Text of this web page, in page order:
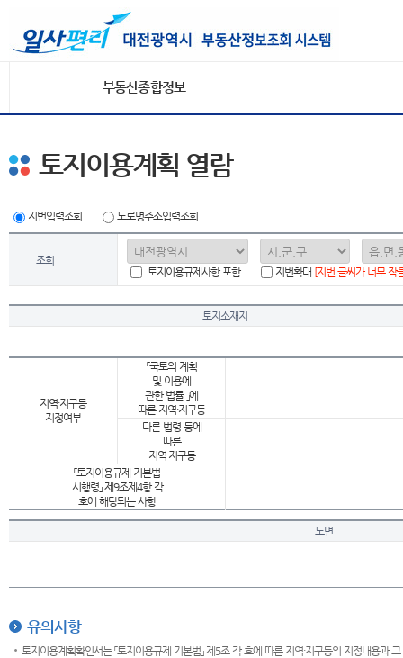
부동산종합정보
토지이용계획 열람
지번입력조회 도로명주소입력조회
조회
토지이용규제사항 포함
지번확대 [지번 글씨가 너무 작
토지소재지
지역·지구등
지정여부
「국토의 계획
및 이용에
관한 법률 」에
따른 지역·지구등
다른 법령 등에
따른
지역·지구등
「토지이용규제 기본법
시행령」 제9조제4항 각
호에 해당되는 사항
도면
유의사항
토지이용계획확인서는 「토지이용규제 기본법」 제5조 각 호에 따른 지역·지구등의 지정내용